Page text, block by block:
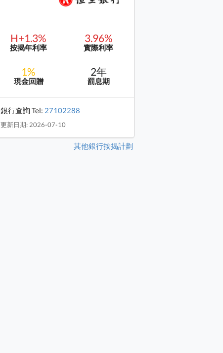
H+1.3%
按揭年利率
3.96%
實際利率
1%
現金回贈
2年
罰息期
銀行查詢 Tel: 27102288
更新日期: 2026-07-10
其他銀行按揭計劃